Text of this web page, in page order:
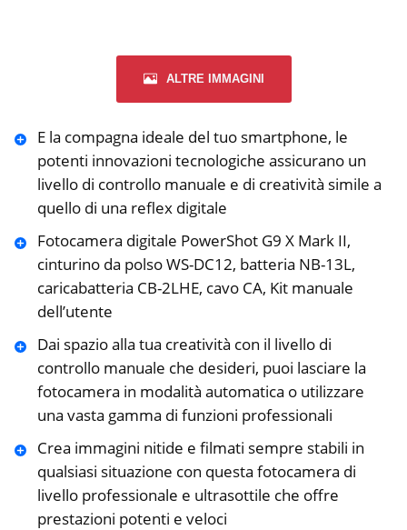
ALTRE IMMAGINI
E la compagna ideale del tuo smartphone, le
potenti innovazioni tecnologiche assicurano un
livello di controllo manuale e di creatività simile a
quello di una reflex digitale
Fotocamera digitale PowerShot G9 X Mark II,
cinturino da polso WS-DC12, batteria NB-13L,
caricabatteria CB-2LHE, cavo CA, Kit manuale
dell’utente
Dai spazio alla tua creatività con il livello di
controllo manuale che desideri, puoi lasciare la
fotocamera in modalità automatica o utilizzare
una vasta gamma di funzioni professionali
Crea immagini nitide e filmati sempre stabili in
qualsiasi situazione con questa fotocamera di
livello professionale e ultrasottile che offre
prestazioni potenti e veloci